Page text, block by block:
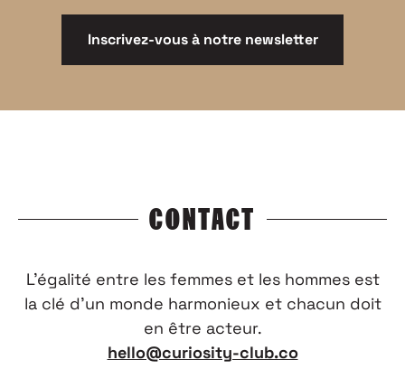
Inscrivez-vous à notre newsletter
CONTACT
L’égalité entre les femmes et les hommes est
la clé d’un monde harmonieux et chacun doit
en être acteur.
hello@curiosity-club.co